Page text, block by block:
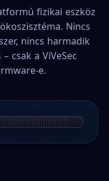
fizikai eszköz
Nincs
nincs harmadik
csak a ViVeSec
e.